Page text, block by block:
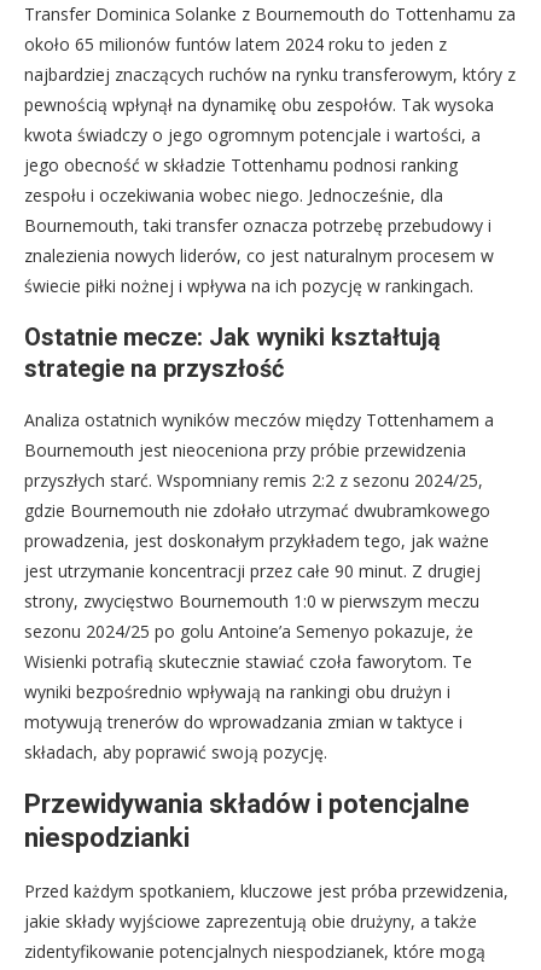
Transfer Dominica Solanke z Bournemouth do Tottenhamu za
około 65 milionów funtów latem 2024 roku to jeden z
najbardziej znaczących ruchów na rynku transferowym, który z
pewnością wpłynął na dynamikę obu zespołów. Tak wysoka
kwota świadczy o jego ogromnym potencjale i wartości, a
jego obecność w składzie Tottenhamu podnosi ranking
zespołu i oczekiwania wobec niego. Jednocześnie, dla
Bournemouth, taki transfer oznacza potrzebę przebudowy i
znalezienia nowych liderów, co jest naturalnym procesem w
świecie piłki nożnej i wpływa na ich pozycję w rankingach.
Ostatnie mecze: Jak wyniki kształtują
strategie na przyszłość
Analiza ostatnich wyników meczów między Tottenhamem a
Bournemouth jest nieoceniona przy próbie przewidzenia
przyszłych starć. Wspomniany remis 2:2 z sezonu 2024/25,
gdzie Bournemouth nie zdołało utrzymać dwubramkowego
prowadzenia, jest doskonałym przykładem tego, jak ważne
jest utrzymanie koncentracji przez całe 90 minut. Z drugiej
strony, zwycięstwo Bournemouth 1:0 w pierwszym meczu
sezonu 2024/25 po golu Antoine’a Semenyo pokazuje, że
Wisienki potrafią skutecznie stawiać czoła faworytom. Te
wyniki bezpośrednio wpływają na rankingi obu drużyn i
motywują trenerów do wprowadzania zmian w taktyce i
składach, aby poprawić swoją pozycję.
Przewidywania składów i potencjalne
niespodzianki
Przed każdym spotkaniem, kluczowe jest próba przewidzenia,
jakie składy wyjściowe zaprezentują obie drużyny, a także
zidentyfikowanie potencjalnych niespodzianek, które mogą